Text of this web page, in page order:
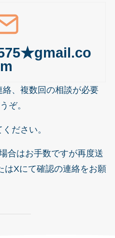
m
、複数回の相談が必要
ぞ。
ださい。
合はお手数ですが再度送
はXにて確認の連絡をお願